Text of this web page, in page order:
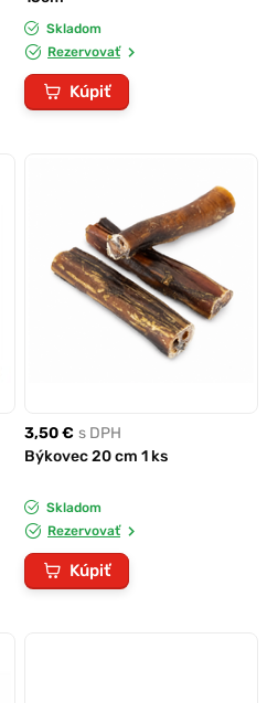
Skladom
Rezervovať
Kúpiť
3,50 € s DPH
Býkovec 20 cm 1 ks
Skladom
Rezervovať
Kúpiť